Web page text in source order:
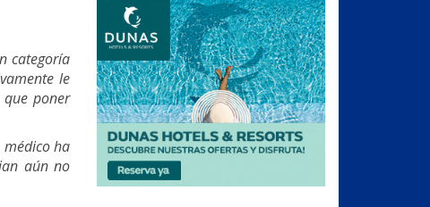
categoría
le
poner
médico ha
aún no